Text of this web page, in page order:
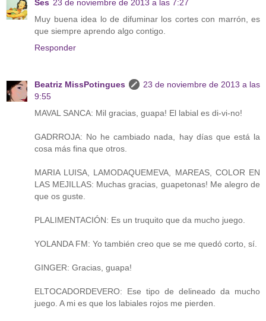
Ses 23 de noviembre de 2013 a las 7:27
Muy buena idea lo de difuminar los cortes con marrón, es
que siempre aprendo algo contigo.
Responder
Beatriz MissPotingues
23 de noviembre de 2013 a las
9:55
MAVAL SANCA: Mil gracias, guapa! El labial es di-vi-no!
GADRROJA: No he cambiado nada, hay días que está la
cosa más fina que otros.
MARIA LUISA, LAMODAQUEMEVA, MAREAS, COLOR EN
LAS MEJILLAS: Muchas gracias, guapetonas! Me alegro de
que os guste.
PLALIMENTACIÓN: Es un truquito que da mucho juego.
YOLANDA FM: Yo también creo que se me quedó corto, sí.
GINGER: Gracias, guapa!
ELTOCADORDEVERO: Ese tipo de delineado da mucho
juego. A mi es que los labiales rojos me pierden.